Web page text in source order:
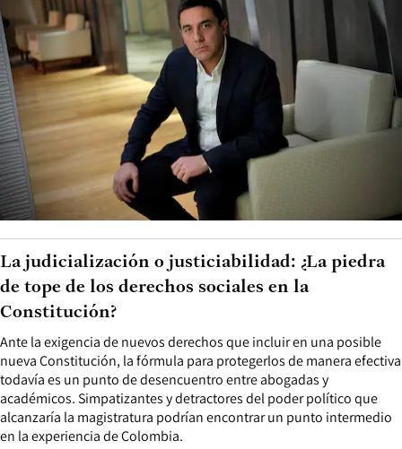
Ante la exigencia de nuevos derechos que incluir en una posible
nueva Constitución, la fórmula para protegerlos de manera efectiva
todavía es un punto de desencuentro entre abogadas y
académicos. Simpatizantes y detractores del poder político que
alcanzaría la magistratura podrían encontrar un punto intermedio
en la experiencia de Colombia.
La judicialización o justiciabilidad: ¿La piedra
de tope de los derechos sociales en la
Constitución?